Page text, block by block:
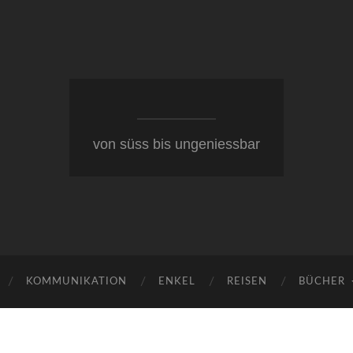
von süss bis ungeniessbar
KOMMUNIKATION ENKEL REISEN BÜCHER